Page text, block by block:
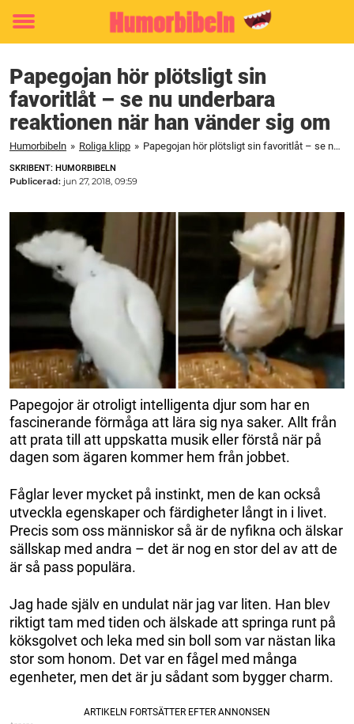
Toggle
Papegojan hör plötsligt sin
favoritlåt – se nu underbara
reaktionen när han vänder sig om
Humorbibeln » Roliga klipp » Papegojan hör plötsligt sin favoritlåt – se nu underbara reaktionen när han vänder sig om
SKRIBENT: HUMORBIBELN
Publicerad: jun 27, 2018, 09:59
Papegojor är otroligt intelligenta djur som har en
fascinerande förmåga att lära sig nya saker. Allt från
att prata till att uppskatta musik eller förstå när på
dagen som ägaren kommer hem från jobbet.
Fåglar lever mycket på instinkt, men de kan också
utveckla egenskaper och färdigheter långt in i livet.
Precis som oss människor så är de nyfikna och älskar
sällskap med andra – det är nog en stor del av att de
är så pass populära.
Jag hade själv en undulat när jag var liten. Han blev
riktigt tam med tiden och älskade att springa runt på
köksgolvet och leka med sin boll som var nästan lika
stor som honom. Det var en fågel med många
egenheter, men det är ju sådant som bygger charm.